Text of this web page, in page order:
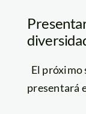
El próximo
presentará